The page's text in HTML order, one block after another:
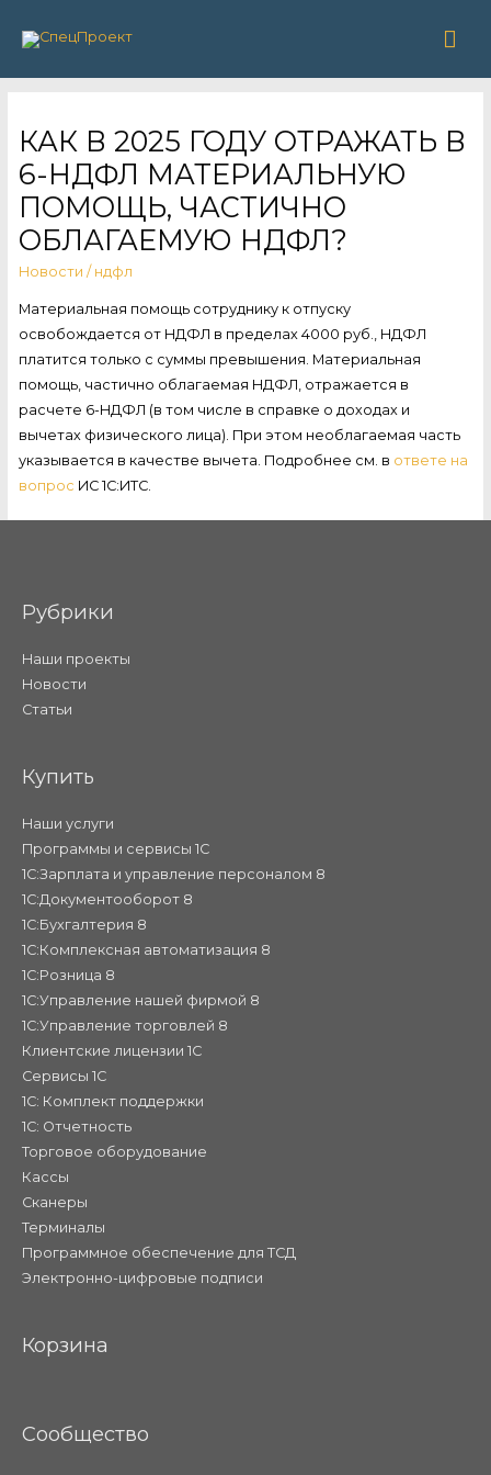
КАК В 2025 ГОДУ ОТРАЖАТЬ В
6-НДФЛ МАТЕРИАЛЬНУЮ
ПОМОЩЬ, ЧАСТИЧНО
ОБЛАГАЕМУЮ НДФЛ?
Новости / ндфл
Материальная помощь сотруднику к отпуску
освобождается от НДФЛ в пределах 4000 руб., НДФЛ
платится только с суммы превышения. Материальная
помощь, частично облагаемая НДФЛ, отражается в
расчете 6-НДФЛ (в том числе в справке о доходах и
вычетах физического лица). При этом необлагаемая часть
указывается в качестве вычета. Подробнее см. в ответе на
вопрос ИС 1С:ИТС.
Рубрики
Наши проекты
Новости
Статьи
Купить
Наши услуги
Программы и сервисы 1С
1С:Зарплата и управление персоналом 8
1С:Документооборот 8
1С:Бухгалтерия 8
1С:Комплексная автоматизация 8
1С:Розница 8
1С:Управление нашей фирмой 8
1С:Управление торговлей 8
Клиентские лицензии 1С
Сервисы 1С
1С: Комплект поддержки
1С: Отчетность
Торговое оборудование
Кассы
Сканеры
Терминалы
Программное обеспечение для ТСД
Электронно-цифровые подписи
Корзина
Сообщество